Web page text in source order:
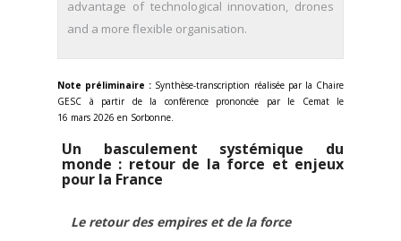
advantage of technological innovation, drones
and a more flexible organisation.
Note préliminaire : Synthèse-transcription réalisée par la Chaire
GESC à partir de la conférence prononcée par le Cemat le
16 mars 2026 en Sorbonne.
Un basculement systémique du
monde : retour de la force et enjeux
pour la France
Le retour des empires et de la force